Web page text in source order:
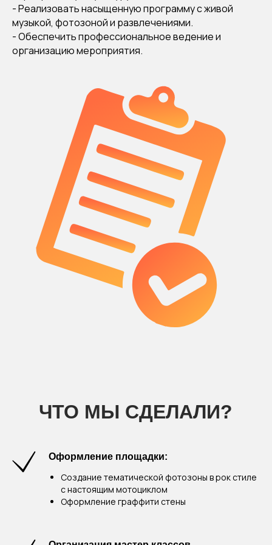
- Реализовать насыщенную программу с живой
музыкой, фотозоной и развлечениями.
- Обеспечить профессиональное ведение и
организацию мероприятия.
ЧТО МЫ СДЕЛАЛИ?
Оформление площадки:
Создание тематической фотозоны в рок стиле
с настоящим мотоциклом
Оформление граффити стены